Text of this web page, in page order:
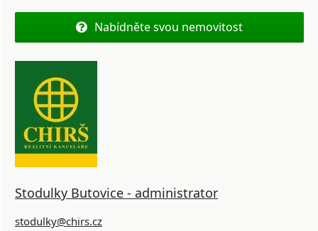
Nabídněte svou nemovitost
Stodulky Butovice - administrator
stodulky@chirs.cz